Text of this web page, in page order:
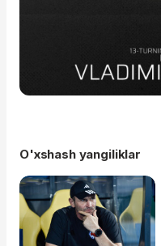
O'xshash yangiliklar